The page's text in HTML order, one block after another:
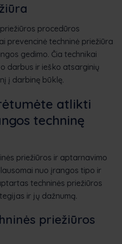
procedūros
prevencinė techninė priežiūra
gedimo. Čia technikai
darbus ir ieško atsarginių
į darbinę būklę.
atlikti
techninę
priežiūros ir aptarnavimo
nuo įrangos tipo ir
techninės priežiūros
ir jų dažnumą.
priežiūros